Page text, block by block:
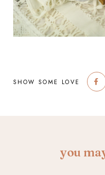
SHOW SOME LOVE
you